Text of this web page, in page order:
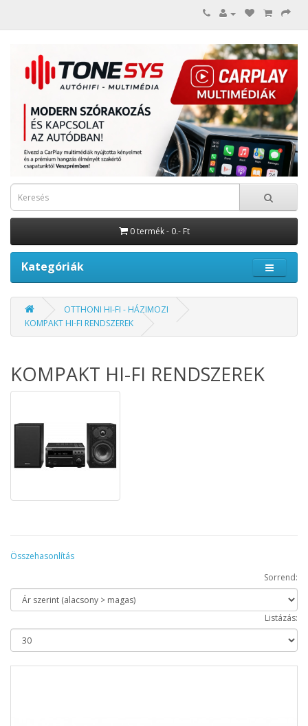
0 termék - 0.- Ft
Kategóriák
OTTHONI HI-FI - HÁZIMOZI
KOMPAKT HI-FI RENDSZEREK
KOMPAKT HI-FI RENDSZEREK
Összehasonlítás
Sorrend:
Listázás: